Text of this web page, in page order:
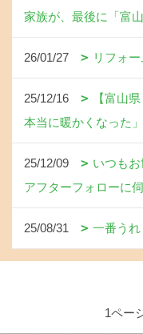
家族が、最後に「富
26/01/27 リフォ
25/12/16
【富山
本当に暖かくなった
25/12/09
いつもお
アフターフォローに
25/08/31 一番うれ
1ペー